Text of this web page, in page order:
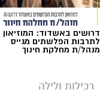
דרושים באשדוד: המוזיאון
לתרבות הפלשתים מגייס
מנהל/ת מחלקת חינוך
רכילות ולילה